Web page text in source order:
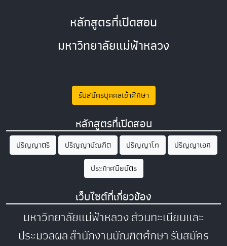
หลักสูตรที่เปิดสอน
มหาวิทยาลัยแม่ฟ้าหลวง
รับสมัครบุคคลเข้าศึกษา
หลักสูตรที่เปิดสอน
ปริญญาตรี ปริญญาบัณฑิต ปริญญาโท
ปริญญาเอก
ประกาศนียบัตร
เว็บไซต์ที่เกี่ยวข้อง
มหาวิทยาลัยแม่ฟ้าหลวงส่วนทะเบียนและ
ประมวลผลสำนักงานบัณฑิตศึกษารับสมัคร